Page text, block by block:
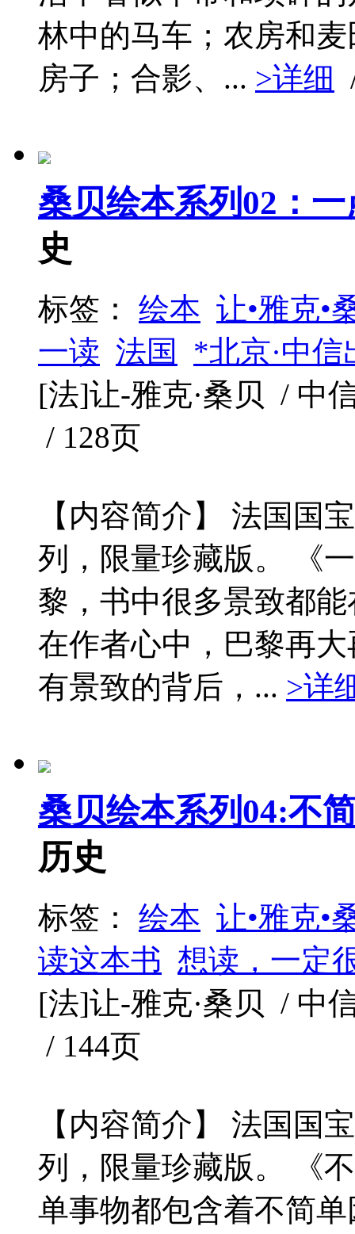
林中的马车；农房和
房子；合影、... >详细
桑贝绘本系列02：
史
标签： 绘本 让•雅克•
一读 法国
*北京·中
[法]让-雅克·桑贝 / 中
/ 128页
【内容简介】 法国国
列，限量珍藏版。 《
黎，书中很多景致都
在作者心中，巴黎再
有景致的背后，... >详
桑贝绘本系列04:不
历史
标签： 绘本 让•雅克•
读这本书 想读，一定
[法]让-雅克·桑贝 / 中
/ 144页
【内容简介】 法国国
列，限量珍藏版。 《
单事物都包含着不简